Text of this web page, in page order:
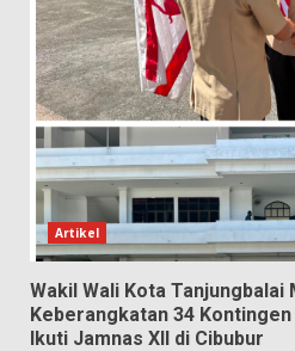
Artikel
Wakil Wali Kota Tanjungbalai
Keberangkatan 34
Ikuti Jamnas XII di Cibubur